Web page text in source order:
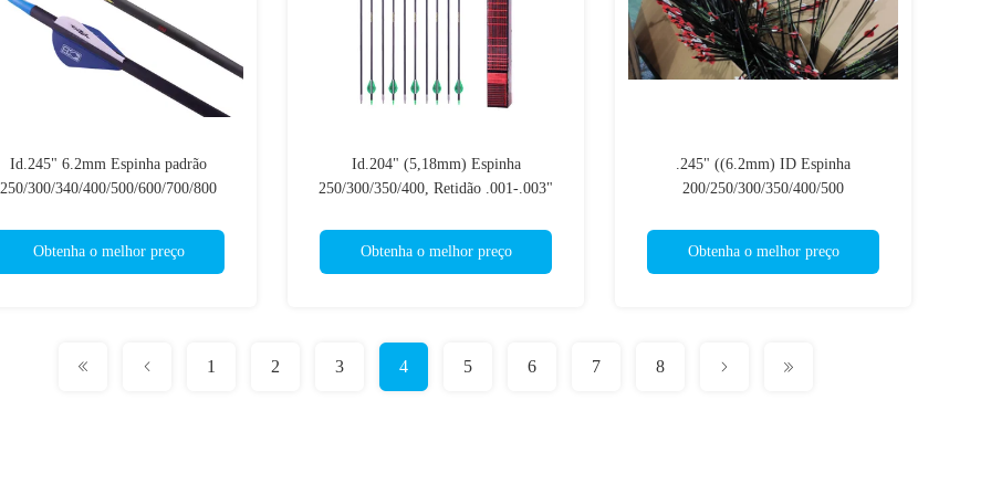
Id.245" 6.2mm Espinha padrão
250/300/340/400/500/600/700/800
Obtenha o melhor preço
Id.204" (5,18mm) Espinha
250/300/350/400, Retidão .001-.003"
Obtenha o melhor preço
.245" ((6.2mm) ID Espinha
200/250/300/350/400/500
Obtenha o melhor preço
1 2 3 4 5 6 7 8